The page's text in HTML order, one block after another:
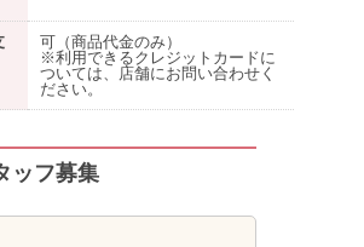
可（商品代金のみ）
※利用できるクレジットカードに
ついては、店舗にお問い合わせく
ださい。
ッフ募集